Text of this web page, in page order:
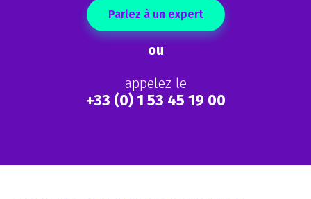
Parlez à un expert
ou
appelez le
+33 (0) 1 53 45 19 00